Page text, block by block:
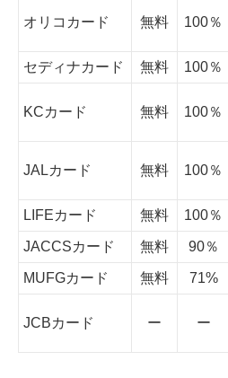
オリコカード 無料 100％
セディナカード 無料 100％
KCカード 無料 100％
JALカード 無料 100％
LIFEカード 無料 100％
JACCSカード 無料 90％
MUFGカード 無料 71%
JCBカード ー ー